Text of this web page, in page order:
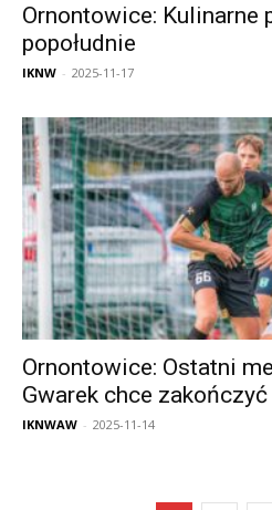
Ornontowice: Kulinarne
popołudnie
IKNW - 2025-11-17
Ornontowice: Ostatni
Gwarek chce
IKNWAW - 2025-11-14